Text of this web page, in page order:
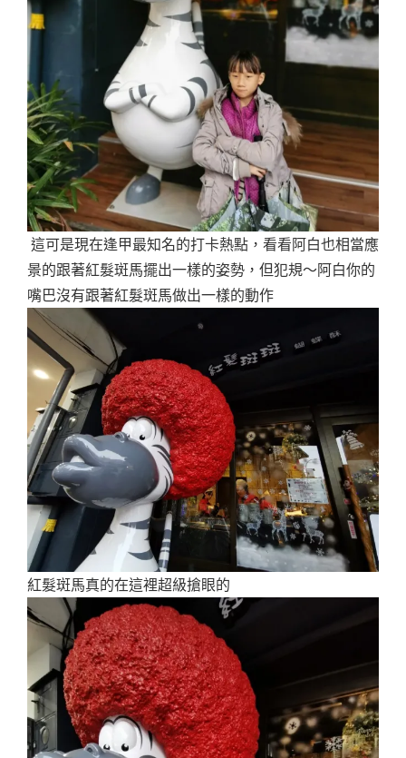
這可是現在逢甲最知名的打卡熱點，看看阿白也相當應
景的跟著紅髮斑馬擺出一樣的姿勢，但犯規～阿白你的
嘴巴沒有跟著紅髮斑馬做出一樣的動作
紅髮斑馬真的在這裡超級搶眼的